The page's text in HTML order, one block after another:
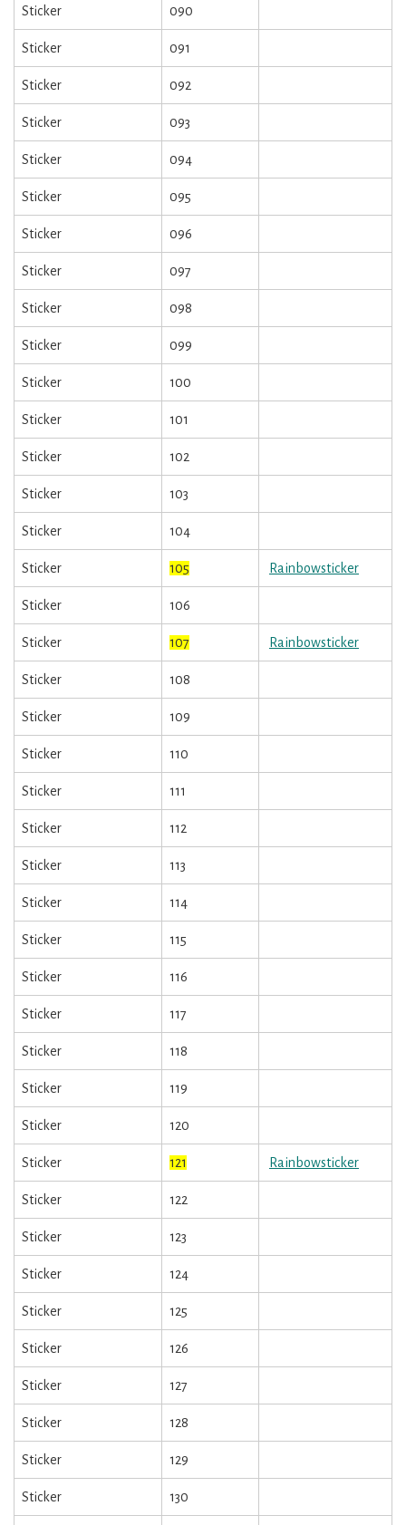
Sticker 090
Sticker 091
Sticker 092
Sticker 093
Sticker 094
Sticker 095
Sticker 096
Sticker 097
Sticker 098
Sticker 099
Sticker 100
Sticker 101
Sticker 102
Sticker 103
Sticker 104
Sticker 105 Rainbowsticker
Sticker 106
Sticker 107 Rainbowsticker
Sticker 108
Sticker 109
Sticker 110
Sticker 111
Sticker 112
Sticker 113
Sticker 114
Sticker 115
Sticker 116
Sticker 117
Sticker 118
Sticker 119
Sticker 120
Sticker 121 Rainbowsticker
Sticker 122
Sticker 123
Sticker 124
Sticker 125
Sticker 126
Sticker 127
Sticker 128
Sticker 129
Sticker 130